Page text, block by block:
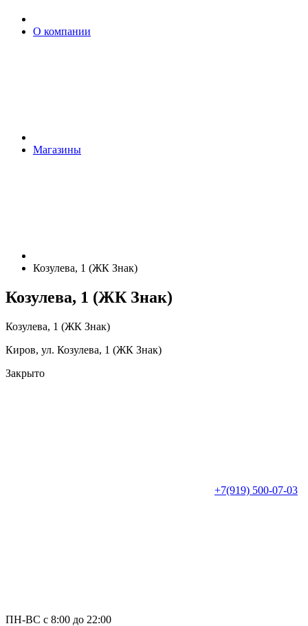
О компании
Магазины
Козулева, 1 (ЖК Знак)
Козулева, 1 (ЖК Знак)
Козулева, 1 (ЖК Знак)
Киров, ул. Козулева, 1 (ЖК Знак)
Закрыто
+7(919) 500-07-03
ПН-ВС с 8:00 до 22:00